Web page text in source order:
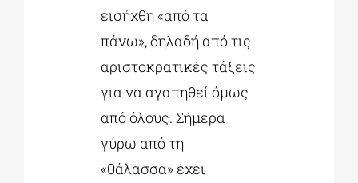
εισήχθη «από τα
πάνω», δηλαδή από τις
αριστοκρατικές τάξεις
για να αγαπηθεί όμως
από όλους. Σήμερα
γύρω από τη
«θάλασσα» έχει